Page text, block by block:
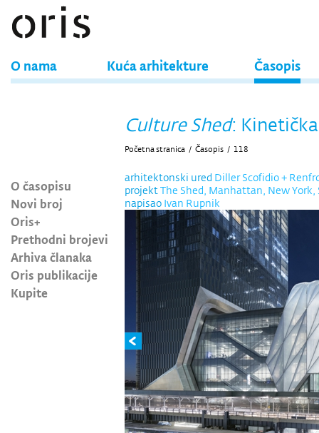
O nama Kuća arhitekture Časopis
O časopisu
Novi broj
Oris+
Prethodni brojevi
Arhiva članaka
Oris publikacije
Kupite
Culture Shed:
Početna stranica / Časopis / 118
arhitektonski ured Diller Scofidio +
projektThe Shed, Manhattan, New York,
napisao Ivan Rupnik